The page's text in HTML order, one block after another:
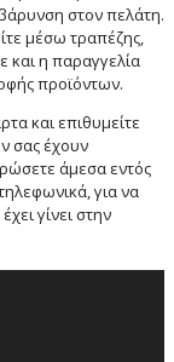
στον πελάτη.
μέσω τραπέζης,
και η παραγγελία
προϊόντων.
και επιθυμείτε
σας έχουν
άμεσα εντός
για να
γίνει στην